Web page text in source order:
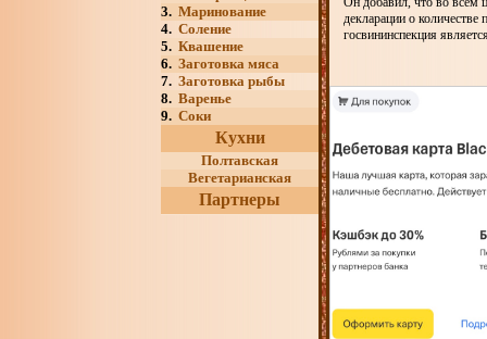
3. Маринование
4. Соление
5. Квашение
6. Заготовка мяса
7. Заготовка рыбы
8. Варенье
9. Соки
Кухни
Полтавская
Вегетарианская
Партнеры
декларации о количестве
госвининспекция